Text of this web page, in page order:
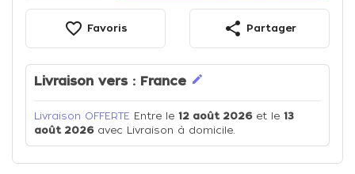
favorite_border Favoris share Partager
Livraison vers : France edit
Livraison OFFERTE Entre le 12 août 2026et le 13
août 2026avec Livraison à domicile.